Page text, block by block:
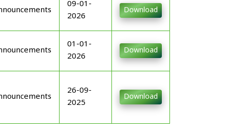
09-01-
2026
Download
01-01-
2026
Download
26-09-
2025
Download